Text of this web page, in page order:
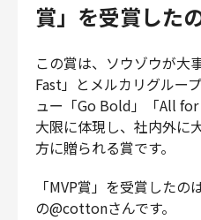
賞」を受賞した
この賞は、ソウゾウが大
Fast」とメルカリグルー
ュー「Go Bold」「All
大限に体現し、社内外に
方に贈られる賞です。
「MVP賞」を受賞した
の@cottonさんです。